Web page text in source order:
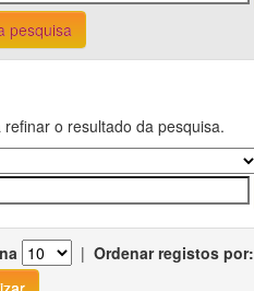
pesquisa
o resultado da pesquisa.
| Ordenar registos por: